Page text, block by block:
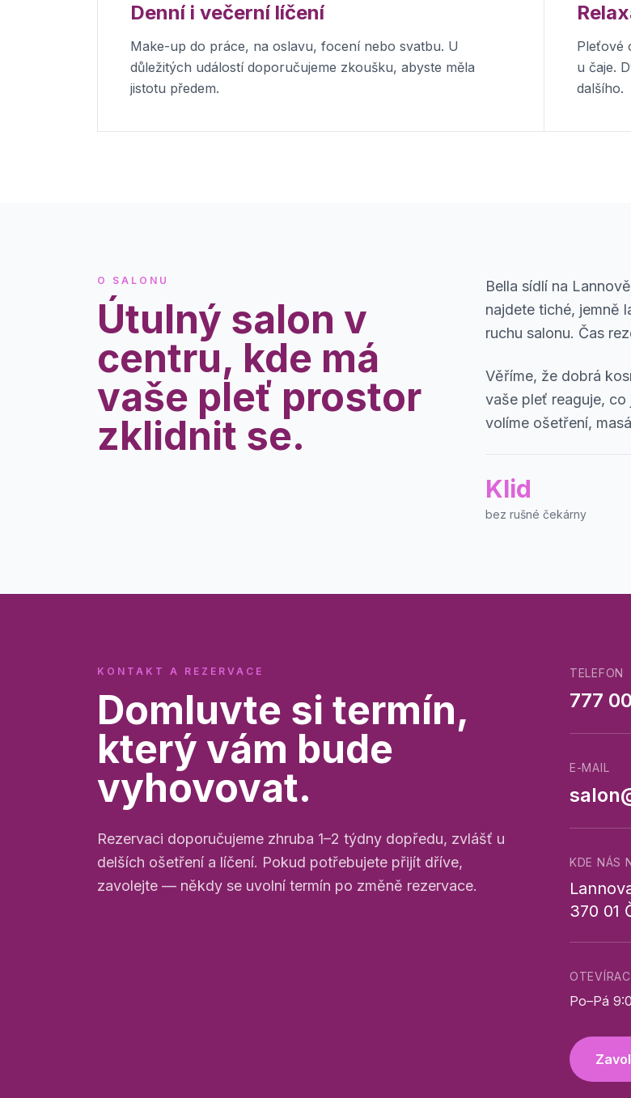
Denní i večerní líčení
Make-up do práce, na oslavu, focení nebo svatbu. U
důležitých událostí doporučujeme zkoušku, abyste měla
jistotu předem.
Pleťové
u čaje.
dalšího.
O SALONU
Útulný salon v
centru, kde má
vaše pleť prostor
zklidnit se.
Bella sídlí na
najdete tiché, jemně
ruchu salonu. Čas
Věříme, že dobrá
vaše pleť reaguje,
volíme ošetření,
Klid
bez rušné čekárny
KONTAKT A REZERVACE
Domluvte si termín,
který vám bude
vyhovovat.
Rezervaci doporučujeme zhruba 1–2 týdny dopředu, zvlášť u
delších ošetření a líčení. Pokud potřebujete přijít dříve,
zavolejte — někdy se uvolní termín po změně rezervace.
TELEFON
777
E-MAIL
KDE NÁS
370 01
Po–Pá